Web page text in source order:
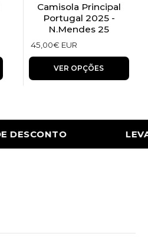
Camisola Principal
Portugal 2025 -
N.Mendes 25
45,00€ EUR
VER OPÇÕES